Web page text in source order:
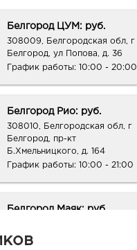
Белгород ЦУМ: руб.
308009, Белгородская обл, г
Белгород, ул Попова, д. 36
График работы: 10:00 - 20:00
Белгород Рио: руб.
308010, Белгородская обл, г
Белгород, пр-кт
Б.Хмельницкого, д. 164
График работы: 10:00 - 21:00
Белгород Маяк: руб.
Белгород, ул 50-летия